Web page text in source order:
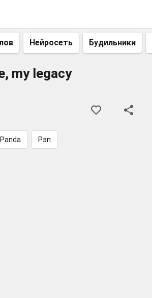
Нейросеть Будильники
my legacy
Рэп